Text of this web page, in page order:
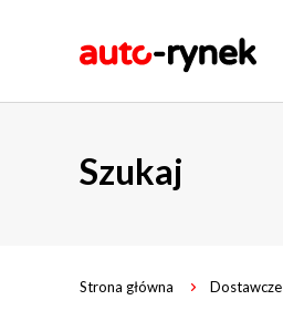
Szukaj
Strona główna Dostawcze